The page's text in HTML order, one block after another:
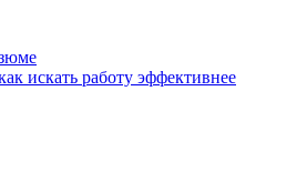
искать работу эффективнее